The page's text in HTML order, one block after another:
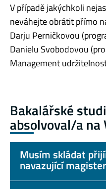
V případě jakýchkoli
neváhejte obrátit přímo
Darju Perničkovou
Danielu Svobodovou
Management
Bakalářské
absolvoval/a na
Musím skládat
navazující